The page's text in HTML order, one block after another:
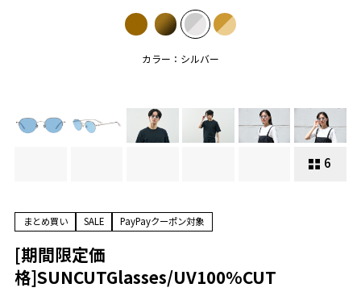
カラー：シルバー
6
まとめ買い SALE PayPayクーポン対象
[期間限定価
格]SUNCUTGlasses/UV100%CUT